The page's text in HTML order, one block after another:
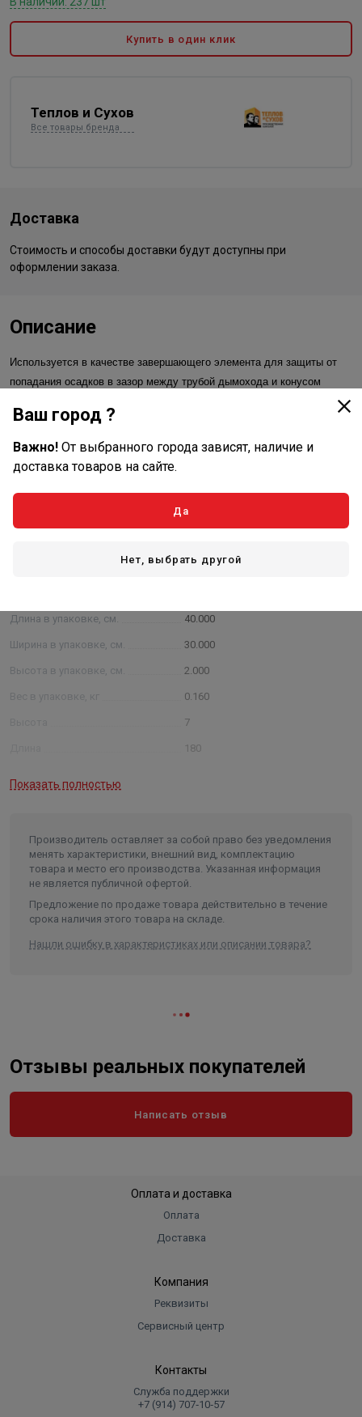
Купить в один клик
Теплов и Сухов
Все товары бренда
Доставка
Стоимость и способы доставки будут доступны при
оформлении заказа.
Описание
Используется в качестве завершающего элемента для защиты от
попадания осадков в зазор между трубой дымохода и конусом
декоративного элемента. Представляет собой усеченный конус из
нержавеющий стали. Края стягиваются с помощью болта и гайки.
Характеристики
430
Длина в упаковке, см. 40.000
Ширина в упаковке, см. 30.000
Высота в упаковке, см. 2.000
Вес в упаковке, кг 0.160
7
180
Показать полностью
Производитель оставляет за собой право без уведомления
менять характеристики, внешний вид, комплектацию
товара и место его производства. Указанная информация
не является публичной офертой.
Предложение по продаже товара действительно в течение
срока наличия этого товара на складе.
Нашли ошибку в характеристиках или описании товара?
Отзывы реальных покупателей
Написать отзыв
Оплата и доставка
Оплата
Доставка
Компания
Реквизиты
Сервисный центр
Контакты
Служба поддержки
+7 (914) 707‑10‑57
Ваш город ?
Важно! От выбранного города зависят, наличие и
доставка товаров на сайте.
Да
Нет, выбрать другой